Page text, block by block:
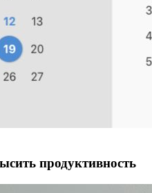
продуктивность